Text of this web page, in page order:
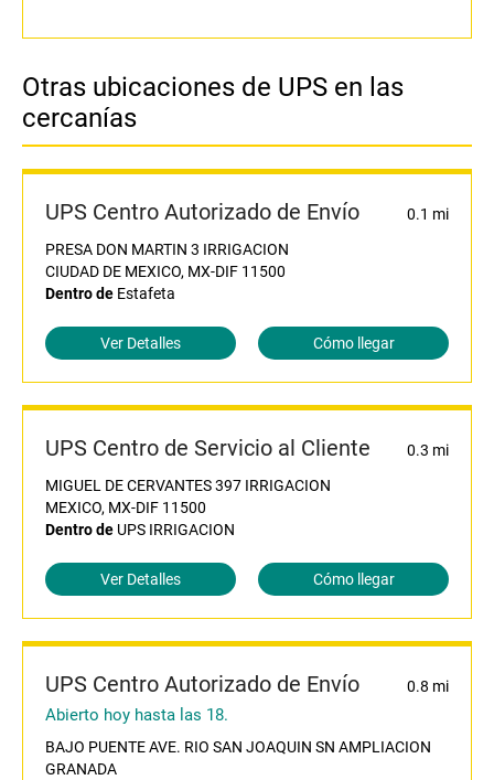
Otras ubicaciones de UPS en las
cercanías
UPS Centro Autorizado de Envío
0.1 mi
PRESA DON MARTIN 3 IRRIGACION
CIUDAD DE MEXICO, MX-DIF 11500
Dentro de Estafeta
Ver Detalles Cómo llegar
UPS Centro de Servicio al Cliente
0.3 mi
MIGUEL DE CERVANTES 397 IRRIGACION
MEXICO, MX-DIF 11500
Dentro de UPS IRRIGACION
Ver Detalles Cómo llegar
UPS Centro Autorizado de Envío 0.8 mi
Abierto hoy hasta las 18.
BAJO PUENTE AVE. RIO SAN JOAQUIN SN AMPLIACION
GRANADA